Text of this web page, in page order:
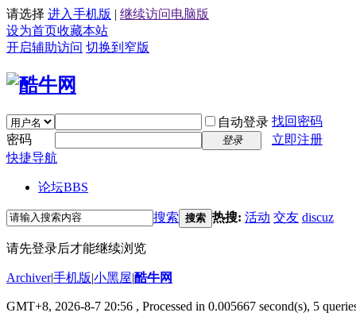
请选择 进入手机版 | 继续访问电脑版
设为首页收藏本站
开启辅助访问 切换到窄版
自动登录 找回密码
密码
登录
立即注册
快捷导航
论坛BBS
搜索 搜索 热搜: 活动 交友 discuz
请先登录后才能继续浏览
Archiver|手机版|小黑屋|酷牛网
GMT+8, 2026-8-7 20:56 , Processed in 0.005667 second(s), 5